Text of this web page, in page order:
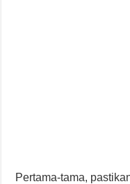
Pertama-tama,